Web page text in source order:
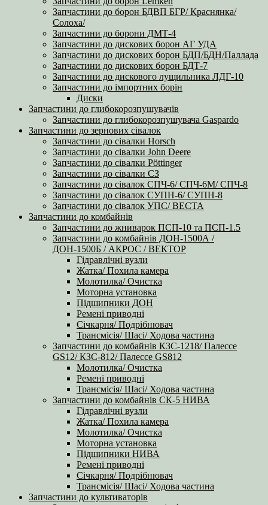
Запчастини до борон БДВП БГР/ Краснянка/
Солоха/
Запчастини до борони ДМТ-4
Запчастини до дискових борон АГ УДА
Запчастини до дискових борон БДП/БДН/Паллада
Запчастини до дискових борон БДТ-7
Запчастини до дискового лущильника ЛДГ-10
Запчастини до імпортних борін
Диски
Запчастини до глибокорозпушувачів
Запчастини до глибокорозпушувача Gaspardo
Запчастини до зернових сівалок
Запчастини до сівалки Horsch
Запчастини до сівалки John Deere
Запчастини до сівалки Pöttinger
Запчастини до сівалки СЗ
Запчастини до сівалок СПЧ-6/ СПЧ-6М/ СПЧ-8
Запчастини до сівалок СУПН-6/ СУПН-8
Запчастини до сівалок УПС/ ВЕСТА
Запчастини до комбайнів
Запчастини до жниварок ПСП-10 та ПСП-1.5
Запчастини до комбайнів ДОН-1500А /
ДОН-1500Б / АКРОС / ВЕКТОР
Гідравлічні вузли
Жатка/ Похила камера
Молотилка/ Очистка
Моторна установка
Підшипники ДОН
Ремені приводні
Січкарня/ Подрібнювач
Трансмісія/ Шасі/ Ходова частина
Запчастини до комбайнів КЗС-1218/ Палессе
GS12/ КЗС-812/ Палессе GS812
Молотилка/ Очистка
Ремені приводні
Трансмісія/ Шасі/ Ходова частина
Запчастини до комбайнів СК-5 НИВА
Гідравлічні вузли
Жатка/ Похила камера
Молотилка/ Очистка
Моторна установка
Підшипники НИВА
Ремені приводні
Січкарня/ Подрібнювач
Трансмісія/ Шасі/ Ходова частина
Запчастини до культиваторів